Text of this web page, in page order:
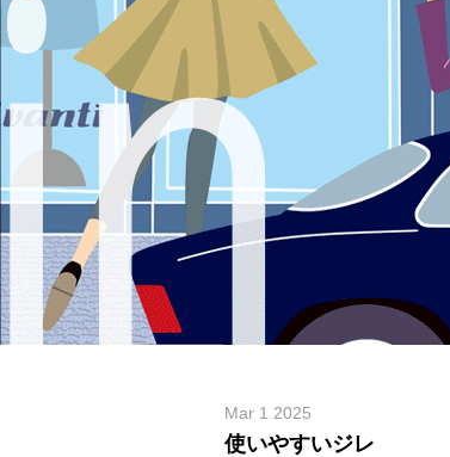
Mar 1 2025
使いやすいジレ